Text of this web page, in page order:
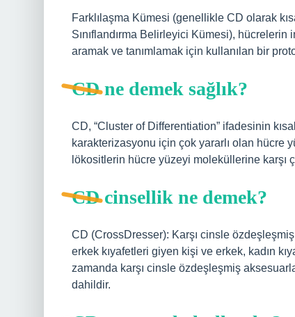
Farklılaşma Kümesi (genellikle CD olarak
Sınıflandırma Belirleyici Kümesi),
aramak ve tanımlamak için kullanılan bir
CD ne demek sağlık?
CD, “Cluster of Differentiation” ifadesinin
karakterizasyonu için çok yararlı olan
lökositlerin hücre yüzeyi moleküllerine karşı
CD cinsellik ne demek?
CD (CrossDresser): Karşı cinsle
erkek kıyafetleri giyen kişi ve erkek, kadın
zamanda karşı cinsle özdeşleşmiş
dahildir.